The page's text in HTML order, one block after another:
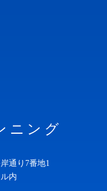
ニング
通り7番地1
内